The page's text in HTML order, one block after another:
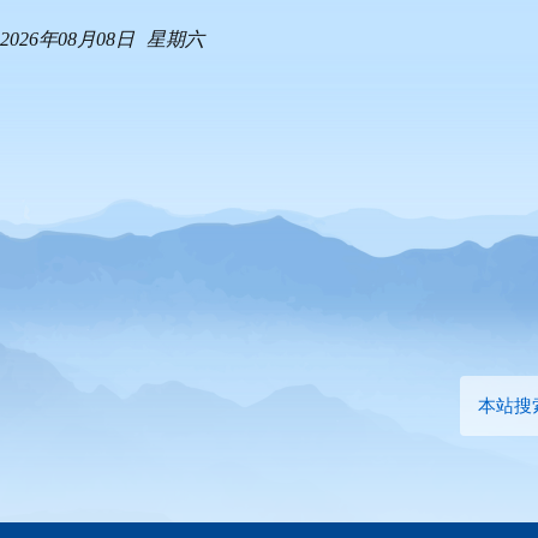
2026年08月08日 星期六
本站搜